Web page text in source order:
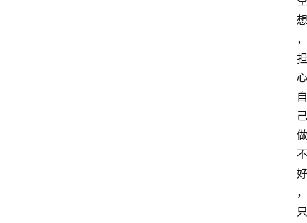
想
，
担
心
自
己
做
不
好
，
只